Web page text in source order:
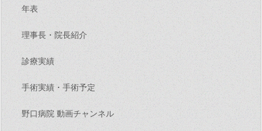
年表
理事長・院長紹介
診療実績
手術実績・手術予定
野口病院 動画チャンネル